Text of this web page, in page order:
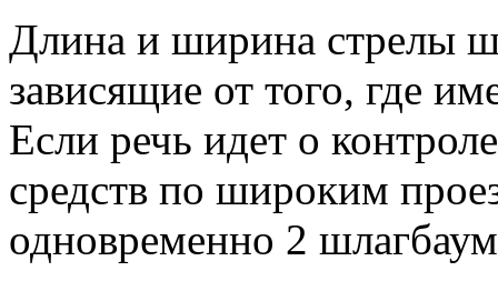
Длина и ширина стрелы
зависящие от того, где
Если речь идет о
средств по широким
одновременно 2